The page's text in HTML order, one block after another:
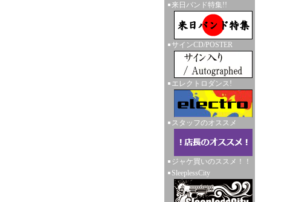
来日バンド特集!!
サインCD/POSTER
エレクトロダンス!
スタッフのオススメ
ジャケ買いのススメ！！
SleeplessCity